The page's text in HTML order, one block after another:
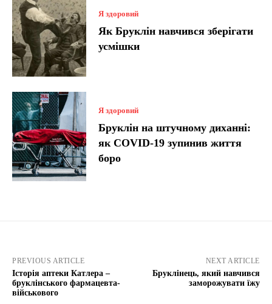
Я здоровий
Як Бруклін навчився зберігати
усмішки
Я здоровий
Бруклін на штучному диханні:
як COVID-19 зупинив життя
боро
PREVIOUS ARTICLE
Історія аптеки Катлера –
бруклінського фармацевта-
військового
NEXT ARTICLE
Бруклінець, який навчився
заморожувати їжу